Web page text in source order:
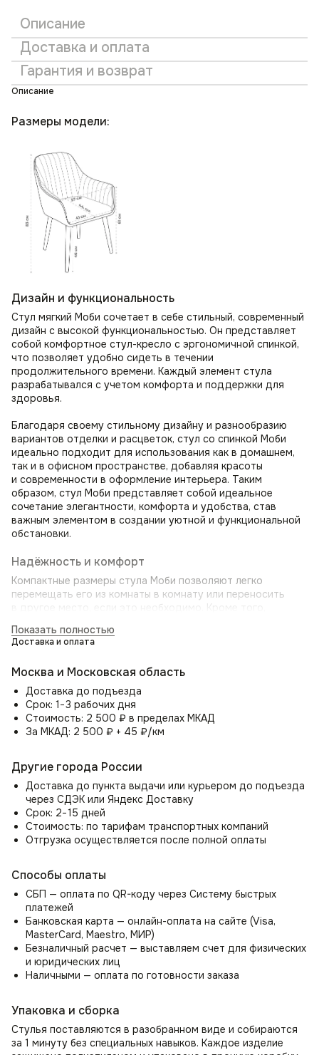
Описание
Доставка и оплата
Гарантия и возврат
Описание
Размеры модели:
Дизайн и функциональность
Стул мягкий Моби сочетает в себе стильный, современный
дизайн с высокой функциональностью. Он представляет
собой комфортное стул-кресло с эргономичной спинкой,
что позволяет удобно сидеть в течении
продолжительного времени. Каждый элемент стула
разрабатывался с учетом комфорта и поддержки для
здоровья.
Благодаря своему стильному дизайну и разнообразию
вариантов отделки и расцветок, стул со спинкой Моби
идеально подходит для использования как в домашнем,
так и в офисном пространстве, добавляя красоты
и современности в оформление интерьера. Таким
образом, стул Моби представляет собой идеальное
сочетание элегантности, комфорта и удобства, став
важным элементом в создании уютной и функциональной
обстановки.
Надёжность и комфорт
Компактные размеры стула Моби позволяют легко
перемещать его из комнаты в комнату или переносить
в другое место, если это необходимо. Кроме того,
Не менее важным аспектом стула Моби является его
эргономичный дизайн. Специально разработанная
положение спины, а подлокотники обеспечивают
поддержку рук, снижая напряжение и усталость.
Цельносварной металлический каркас и прочные ножки
гарантируют долговечность и выдерживают значительные
вашим любимым местом для отдыха и работы.
Практичность и лёгкий уход
Специальная обработка ткани позволяет спокойно
пускать домашних животных на стулья, не беспокоясь
о порче обивки, т.к. ткань обладает эффектом —
тряпкой и не выгорает на солнце, что делает стулья
Моби идеально подходит для семей с детьми
и домашними животными, благодаря высокой
износостойкости.
Специальное пластиковые заглушки ножек предотвращает
царапины на полу, делая стул со спинкой Моби идеальным
выбором для любого помещения, независимо от типа
Универсальное интерьерное решение
Стул Моби идеально подходит для использования как
Показать полностью
Доставка и оплата
Москва и Московская область
Доставка до подъезда
Срок: 1−3 рабочих дня
Стоимость: 2 500 ₽ в пределах МКАД
За МКАД: 2 500 ₽ + 45 ₽/км
Другие города России
Доставка до пункта выдачи или курьером до подъезда
через СДЭК или Яндекс Доставку
Срок: 2−15 дней
Стоимость: по тарифам транспортных компаний
Отгрузка осуществляется после полной оплаты
Способы оплаты
СБП — оплата по QR-коду через Систему быстрых
платежей
Банковская карта — онлайн-оплата на сайте (Visa,
MasterCard, Maestro, МИР)
Безналичный расчет — выставляем счет для физических
и юридических лиц
Наличными — оплата по готовности заказа
Упаковка и сборка
Стулья поставляются в разобранном виде и собираются
за 1 минуту без специальных навыков. Каждое изделие